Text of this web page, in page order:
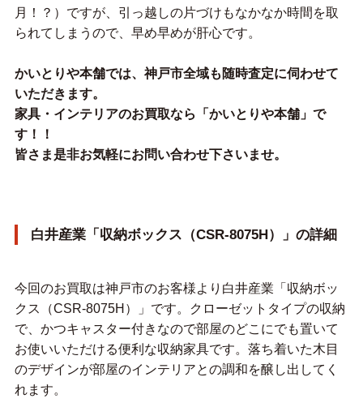
月！？）ですが、引っ越しの片づけもなかなか時間を取
られてしまうので、早め早めが肝心です。
かいとりや本舗では、神戸市全域も随時査定に伺わせて
いただきます。
家具・インテリアのお買取なら「かいとりや本舗」で
す！！
皆さま是非お気軽にお問い合わせ下さいませ。
白井産業「収納ボックス（CSR-8075H）」の詳細
今回のお買取は神戸市のお客様より白井産業「収納ボッ
クス（CSR-8075H）」です。クローゼットタイプの収納
で、かつキャスター付きなので部屋のどこにでも置いて
お使いいただける便利な収納家具です。落ち着いた木目
のデザインが部屋のインテリアとの調和を醸し出してく
れます。